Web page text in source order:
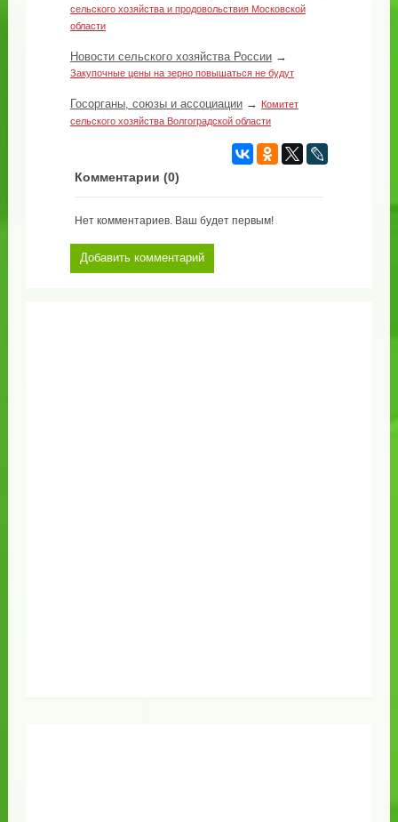
сельского хозяйства и продовольствия Московской
области
Новости сельского хозяйства России→
Закупочные цены на зерно повышаться не будут
Госорганы, союзы и ассоциации→
Комитет
сельского хозяйства Волгоградской области
Комментарии (0)
Нет комментариев. Ваш будет первым!
Добавить комментарий